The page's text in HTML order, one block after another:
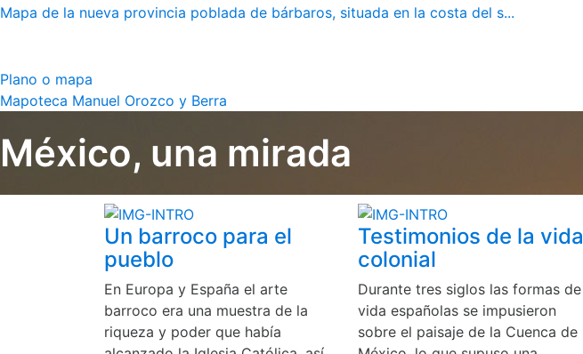
Mapa de la nueva provincia poblada de bárbaros, situada en la costa del s...
Plano o mapa
Mapoteca Manuel Orozco y Berra
México, una mirada
Un barroco para el
pueblo
En Europa y España el arte
barroco era una muestra de la
riqueza y poder que había
Testimonios de la vida
colonial
Durante tres siglos las formas de
vida españolas se impusieron
sobre el paisaje de la Cuenca de